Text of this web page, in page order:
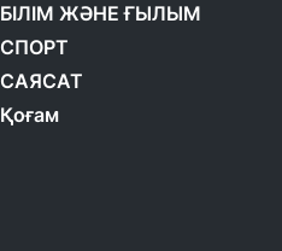
БІЛІМ ЖӘНЕ ҒЫЛЫМ
СПОРТ
САЯСАТ
Қоғам